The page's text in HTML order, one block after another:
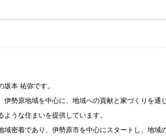
坂本 祐弥です。
伊勢原地域を中心に、地域への貢献と家づくりを通
ような住まいを提供しています。
域密着であり、伊勢原市を中心にスタートし、地域